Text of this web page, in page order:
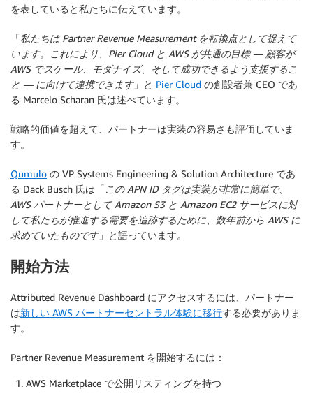
を表していると私たちに伝えています。
「私たちは Partner Revenue Measurement を転換点として捉えて
います。これにより、Pier Cloud と AWS が共通の目標 — 顧客が
AWS でスケール、モダナイズ、そして成功できるよう支援するこ
と — に向けて連携できます」と Pier Cloud の創設者兼 CEO であ
る Marcelo Scharan 氏は述べています。
戦略的価値を超えて、パートナーは実装の容易さも評価していま
す。
Qumulo の VP Systems Engineering & Solution Architecture であ
る Dack Busch 氏は「この APN ID タグは実装が非常に簡単で、
AWS パートナーとして Amazon S3 と Amazon EC2 サービスに対
して私たちが推進する需要を追跡するために、数年前から AWS に
求めていたものです」と語っています。
開始方法
Attributed Revenue Dashboard にアクセスするには、パートナー
は新しい AWS パートナーセントラル体験に移行する必要がありま
す。
Partner Revenue Measurement を開始するには：
AWS Marketplace で公開リスティングを持つ